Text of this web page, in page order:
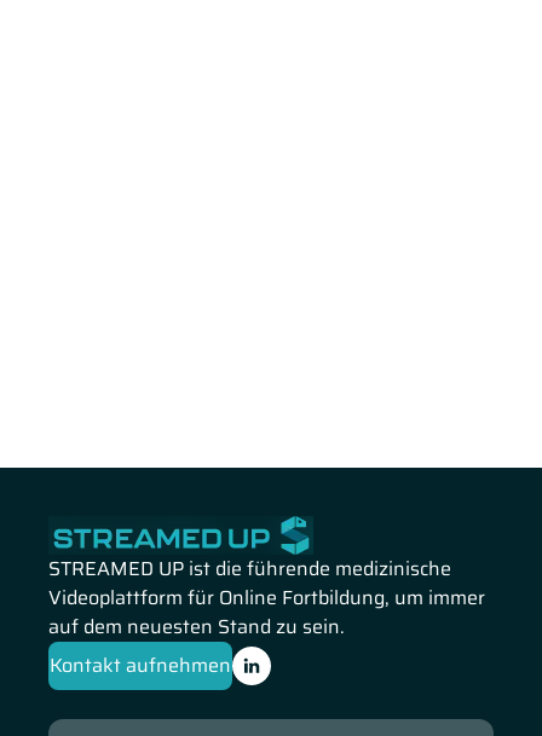
STREAMED UP ist die führende medizinische
Videoplattform für Online Fortbildung, um immer
auf dem neuesten Stand zu sein.
Kontakt aufnehmen